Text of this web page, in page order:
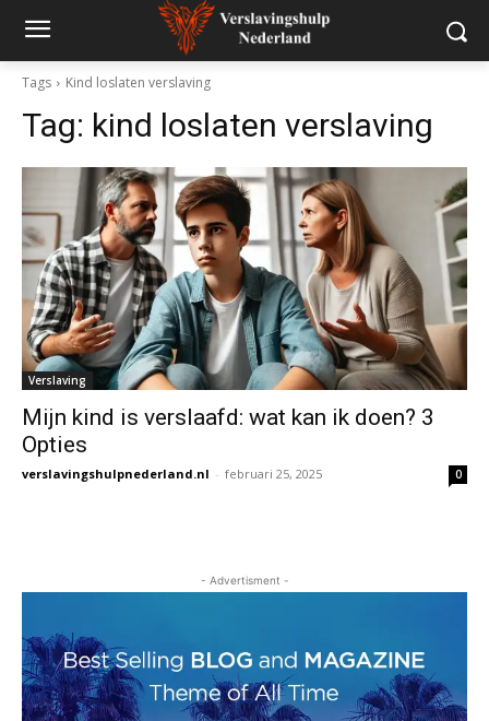
Tags Kind loslaten verslaving
Tag: kind loslaten verslaving
Verslaving
Mijn kind is verslaafd: wat kan ik doen? 3
Opties
verslavingshulpnederland.nl - februari 25, 2025 0
- Advertisment -